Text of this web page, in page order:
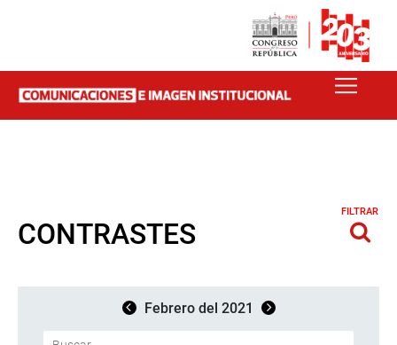
CONTRASTES
FILTRAR
Febrero del 2021